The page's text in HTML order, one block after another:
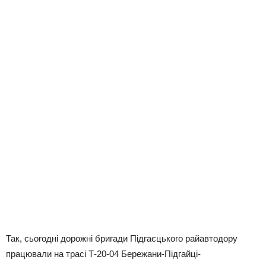
Так, сьогодні дорожні бригади Підгаєцького райавтодору
працювали на трасі Т-20-04 Бережани-Підгайці-